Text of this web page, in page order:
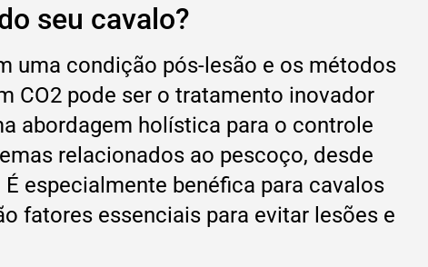
seu cavalo?
uma condição pós-lesão e os métodos
CO2 pode ser o tratamento inovador
abordagem holística para o controle
relacionados ao pescoço, desde
especialmente benéfica para cavalos
fatores essenciais para evitar lesões e